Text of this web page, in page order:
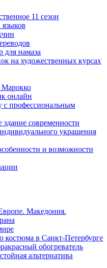
11 сезон
намаза
на художественных курсах
Марокко
онлайн
с профессиональным
современности
украшения
и возможности
Македония.
костюма в Санкт-Петербурге
обогреватель
альтернатива